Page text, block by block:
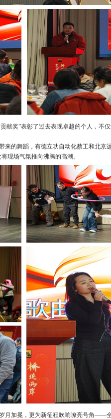
献奖”表彰了过去表现卓越的个人，不
来的舞蹈 ， 有德立功自动化蔡工和北京
现场气氛推向沸腾的高潮。
月加冕，更为新征程吹响嘹亮号角——